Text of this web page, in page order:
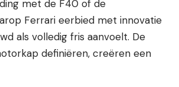
met de F40 of de
Ferrari eerbied met innovatie
als volledig fris aanvoelt. De
definiëren, creëren een